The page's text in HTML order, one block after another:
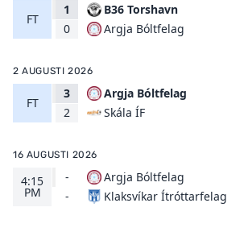
FT
1
0
B36 Torshavn
Argja Bóltfelag
2 AUGUSTI 2026
FT
3
2
Argja Bóltfelag
Skála ÍF
16 AUGUSTI 2026
4:15
PM
-
-
Argja Bóltfelag
Klaksvíkar Ítróttarfelag